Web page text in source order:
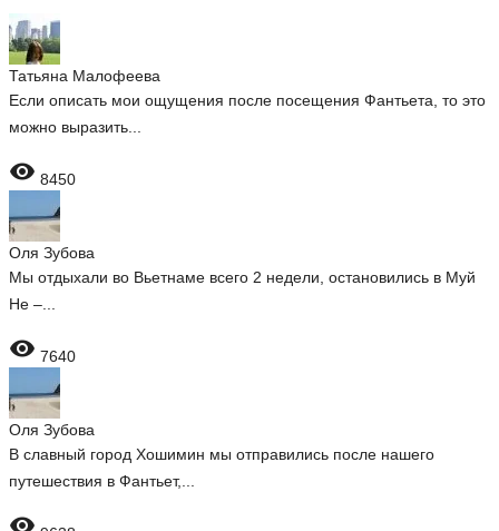
Татьяна Малофеева
Если описать мои ощущения после посещения Фантьета, то это
можно выразить...
 8450
Оля Зубова
Мы отдыхали во Вьетнаме всего 2 недели, остановились в Муй
Не –...
 7640
Оля Зубова
В славный город Хошимин мы отправились после нашего
путешествия в Фантьет,...
